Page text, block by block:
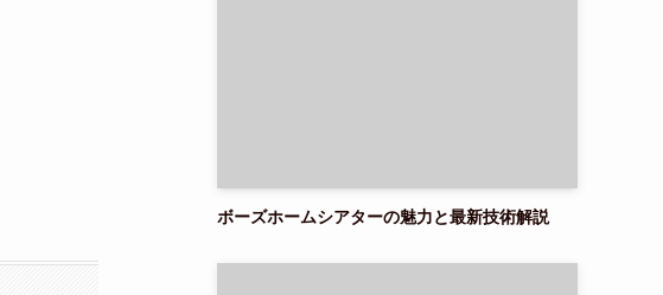
ボーズホームシアターの魅力と最新技術解説